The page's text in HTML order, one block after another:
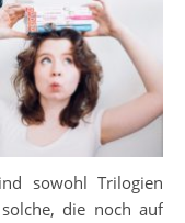
sowohl Trilogien
die noch auf